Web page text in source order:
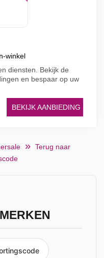
winkel
diensten. Bekijk de
en bespaar op uw
BEKIJK AANBIEDING
Terug naar